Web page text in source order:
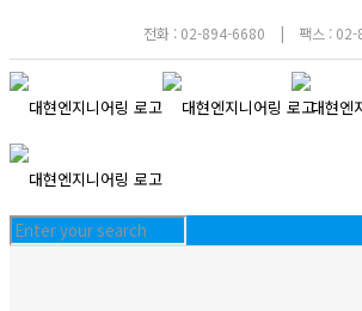
전화 : 02-894-6680 | 팩스 :